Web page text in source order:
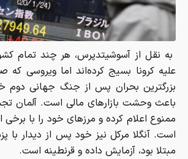
به نقل از آسوشیتدپرس، هر چند تمام
علیه کرونا بسیج کرده‌اند اما ویروسی که
بزرگترین بحران پس از جنگ جهانی دوم
باعث وحشت بازارهای مالی است. آلمان
ممنوع اعلام کرده و مرزهای خود را با
مبتلا بود، آزمایش داده و قرنطینه است.